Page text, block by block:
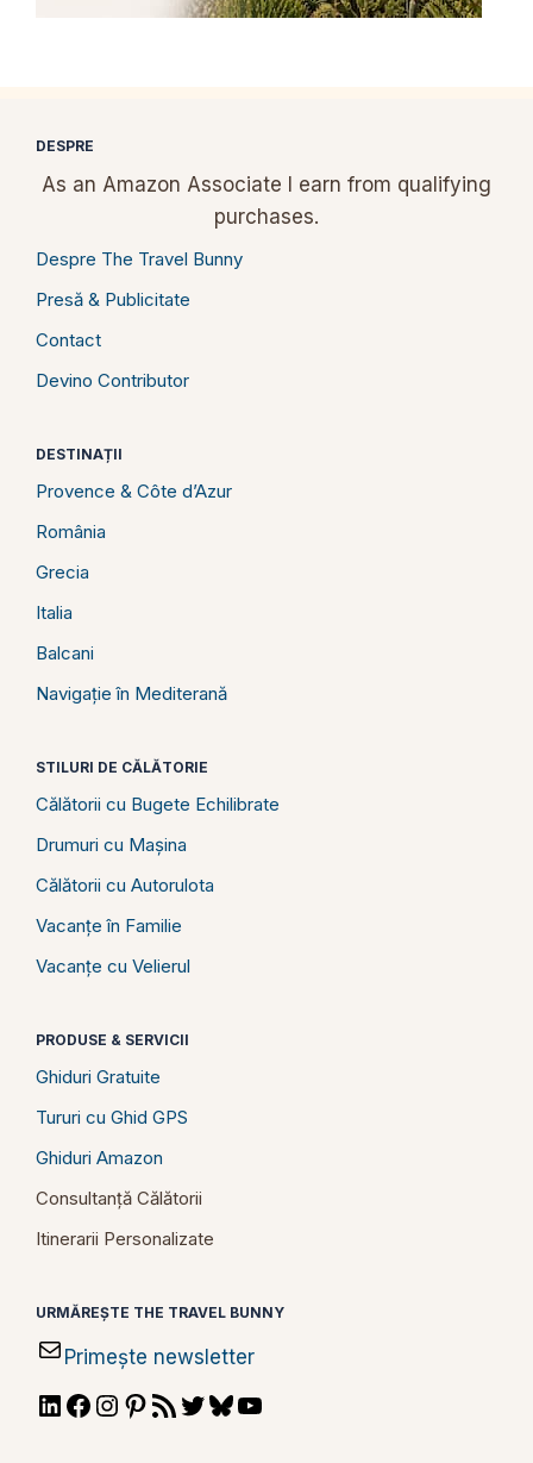
DESPRE
As an Amazon Associate I earn from qualifying
purchases.
Despre The Travel Bunny
Presă & Publicitate
Contact
Devino Contributor
DESTINAȚII
Provence & Côte d’Azur
România
Grecia
Italia
Balcani
Navigație în Mediterană
STILURI DE CĂLĂTORIE
Călătorii cu Bugete Echilibrate
Drumuri cu Mașina
Călătorii cu Autorulota
Vacanțe în Familie
Vacanțe cu Velierul
PRODUSE & SERVICII
Ghiduri Gratuite
Tururi cu Ghid GPS
Ghiduri Amazon
Consultanță Călătorii
Itinerarii Personalizate
URMĂREȘTE THE TRAVEL BUNNY
Primește newsletter
LinkedIn
Facebook
Instagram
Pinterest
RSSTwitterBluesky